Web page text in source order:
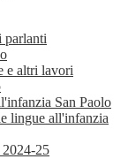
parlanti
e altri lavori
San Paolo
lingue all'infanzia
25